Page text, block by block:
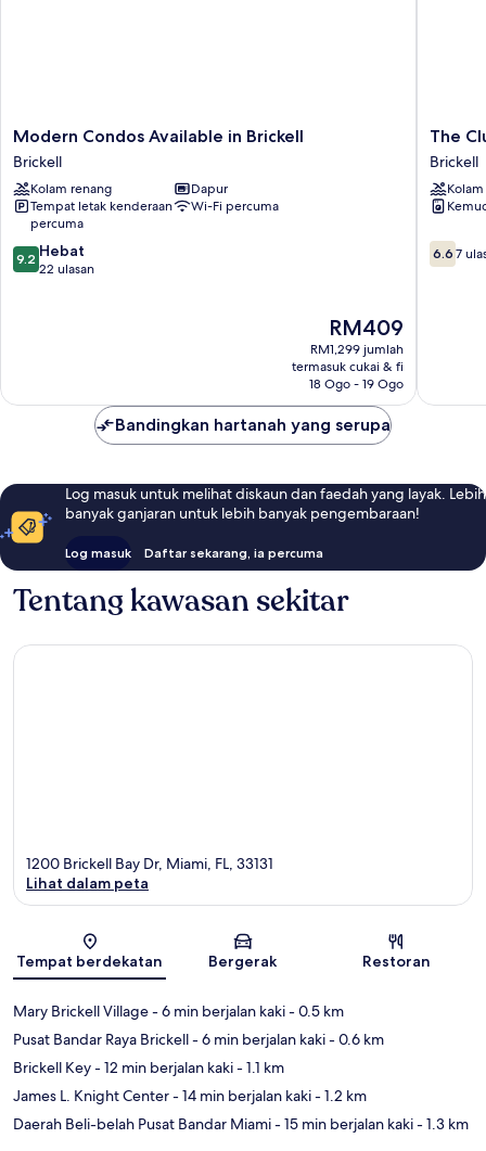
Modern
Condos
Available
in
Brickell
Brickell
Modern Condos Available in Brickell
Brickell
Kolam renang
Dapur
Tempat letak kenderaan
percuma
Wi-Fi percuma
9.2
daripada
9.2 Hebat
22 ulasan
Harga
ialah
RM409
RM409
RM1,299 jumlah
termasuk cukai & fi
18 Ogo - 19 Ogo
The
Club
at
Brickell
Bay
The
Brickell
6.6
6.6 7
Bandingkan hartanah yang serupa
Log masuk untuk melihat diskaun dan faedah yang layak. Lebih
banyak ganjaran untuk lebih banyak pengembaraan!
Log masuk Daftar sekarang, ia percuma
Tentang kawasan sekitar
Peta
1200 Brickell Bay Dr, Miami, FL, 33131
Lihat dalam peta
Tempat berdekatan Bergerak Restoran
Mary Brickell Village- 6 min berjalan kaki- 0.5 km
Pusat Bandar Raya Brickell- 6 min berjalan kaki- 0.6 km
Brickell Key- 12 min berjalan kaki- 1.1 km
James L. Knight Center- 14 min berjalan kaki- 1.2 km
Daerah Beli-belah Pusat Bandar Miami- 15 min berjalan kaki- 1.3 km